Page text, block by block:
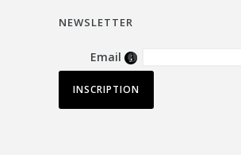
NEWSLETTER
Email